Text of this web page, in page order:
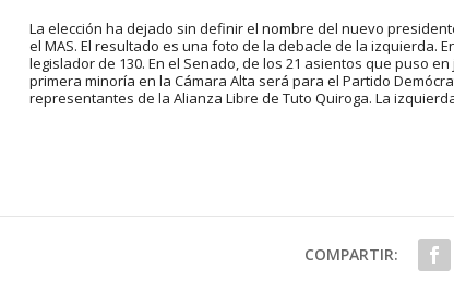
La elección ha dejado sin definir el nombre del nuevo
el MAS. El resultado es una foto de la debacle de la izquierda.
legislador de 130. En el Senado, de los 21 asientos que puso
primera minoría en la Cámara Alta será para el Partido
representantes de la Alianza Libre de Tuto Quiroga. La
COMPARTIR: